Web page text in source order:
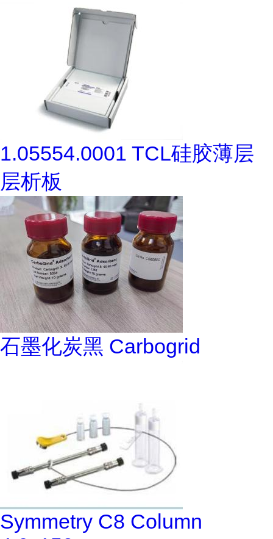
1.05554.0001 TCL硅胶薄层
层析板
石墨化炭黑 Carbogrid
Symmetry C8 Column